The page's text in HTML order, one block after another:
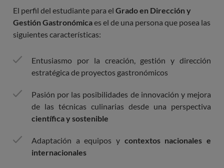
El perfil del estudiante para el Grado en Dirección y
Gestión Gastronómicaes el de una persona que posea las
siguientes características:
Entusiasmo por la creación, gestión y dirección
estratégica de proyectos gastronómicos
Pasión por las posibilidades de innovación y mejora
de las técnicas culinarias desde una perspectiva
científica y sostenible
Adaptación a equipos y contextos nacionales e
internacionales